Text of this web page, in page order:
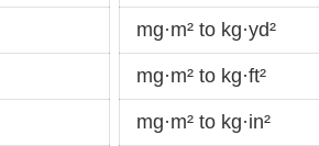
mg·m² to kg·yd²
mg·m² to kg·ft²
mg·m² to kg·in²